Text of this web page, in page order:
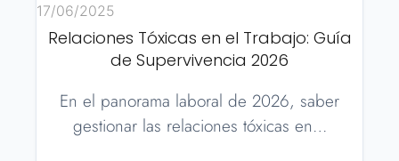
17/06/2025
Relaciones Tóxicas en el Trabajo: Guía
de Supervivencia 2026
En el panorama laboral de 2026, saber
gestionar las relaciones tóxicas en…